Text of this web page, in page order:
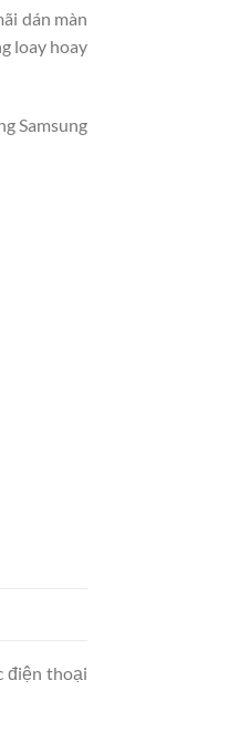
dán màn
loay hoay
Samsung
điện thoại